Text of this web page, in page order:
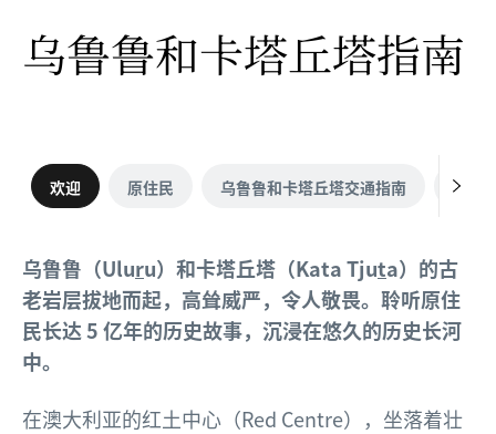
乌鲁鲁和卡塔丘塔指南
欢迎 原住民 乌鲁鲁和卡塔丘塔交通指南 最佳
乌鲁鲁（Uluru）和卡塔丘塔（Kata Tjuta）的古
老岩层拔地而起，高耸威严，令人敬畏。聆听原住
民长达 5 亿年的历史故事，沉浸在悠久的历史长河
中。
在澳大利亚的红土中心（Red Centre），坐落着壮